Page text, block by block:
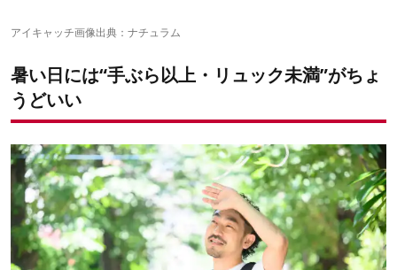
3｜釣り用バッグも、ウエストパックになるんですダイワ「ヒップ
4｜フィット感抜群で、着脱や開閉もスムーズ！シマノ「ヒップバ
ッグ」
5｜釣具メーカーの中でも日常使いしやすいデザインアブガルシア
6｜ちょっとそこまで…のお出かけなら3Lのコレ！マムート
Lithium Waistpack
7｜収納力デザインともに一味違う本格派！オスプレイ「talon
6」
アイキャッチ画像出典： ナチュラム
暑い日には“手ぶら以上・リュック未満”がちょ
うどいい